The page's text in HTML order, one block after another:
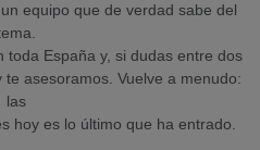
equipo que de verdad sabe del
toda España y, si dudas entre dos
asesoramos. Vuelve a menudo:
las
hoy es lo último que ha entrado.